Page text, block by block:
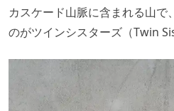
カスケード山脈に含まれる山で
のがツインシスターズ（Twin